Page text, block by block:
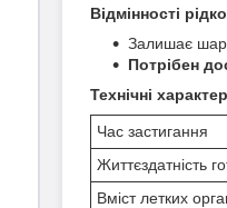
Відмінності
Залишає шар
Потрібен
Технічні
Час застигання
Життєздатність
Вміст летких